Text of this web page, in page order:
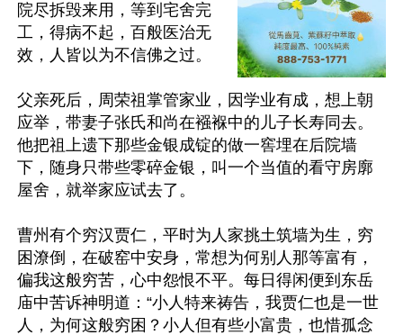
院尽拆毁来用，等到宅舍完
工，得病不起，百般医治无
效，人皆以为不信佛之过。
父亲死后，周荣祖掌管家业，因学业有成，想上朝
应举，带妻子张氏和尚在襁褓中的儿子长寿同去。
他把祖上遗下那些金银成锭的做一窖埋在后院墙
下，随身只带些零碎金银，叫一个当值的看守房廓
屋舍，就举家应试去了。
曹州有个穷汉贾仁，平时为人家挑土筑墙为生，穷
困潦倒，在破窑中安身，常想为何别人那等富有，
偏我这般穷苦，心中怨恨不平。每日得闲便到东岳
庙中苦诉神明道：“小人特来祷告，我贾仁也是一世
人，为何这般穷困？小人但有些小富贵，也惜孤念